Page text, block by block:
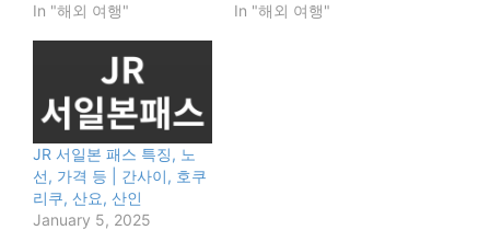
In "해외 여행"
In "해외 여행"
JR 서일본 패스 특징, 노
선, 가격 등 | 간사이, 호쿠
리쿠, 산요, 산인
January 5, 2025